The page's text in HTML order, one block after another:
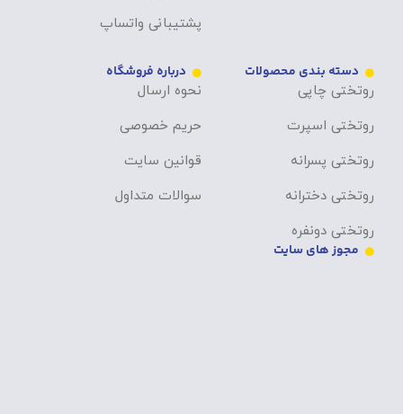
پشتیبانی واتساپ
دسته بندی محصولات
روتختی چاپی
روتختی اسپرت
روتختی پسرانه
روتختی دخترانه
روتختی دونفره
درباره فروشگاه
نحوه ارسال
حریم خصوصی
قوانین سایت
سوالات متداول
مجوز های سایت